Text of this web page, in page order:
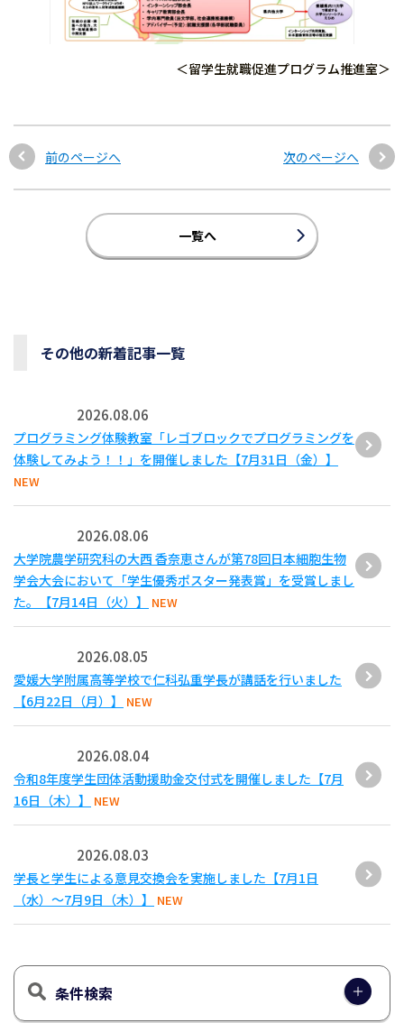
＜留学生就職促進プログラム推進室＞
前のページへ 次のページへ
一覧へ
その他の新着記事一覧
2026.08.06
プログラミング体験教室「レゴブロックでプログラミングを
体験してみよう！！」を開催しました【7月31日（金）】
NEW
2026.08.06
大学院農学研究科の大西 香奈恵さんが第78回日本細胞生物
学会大会において「学生優秀ポスター発表賞」を受賞しまし
た。【7月14日（火）】
NEW
2026.08.05
愛媛大学附属高等学校で仁科弘重学長が講話を行いました
【6月22日（月）】
NEW
2026.08.04
令和8年度学生団体活動援助金交付式を開催しました【7月
16日（木）】
NEW
2026.08.03
学長と学生による意見交換会を実施しました【7月1日
（水）～7月9日（木）】
NEW
条件検索